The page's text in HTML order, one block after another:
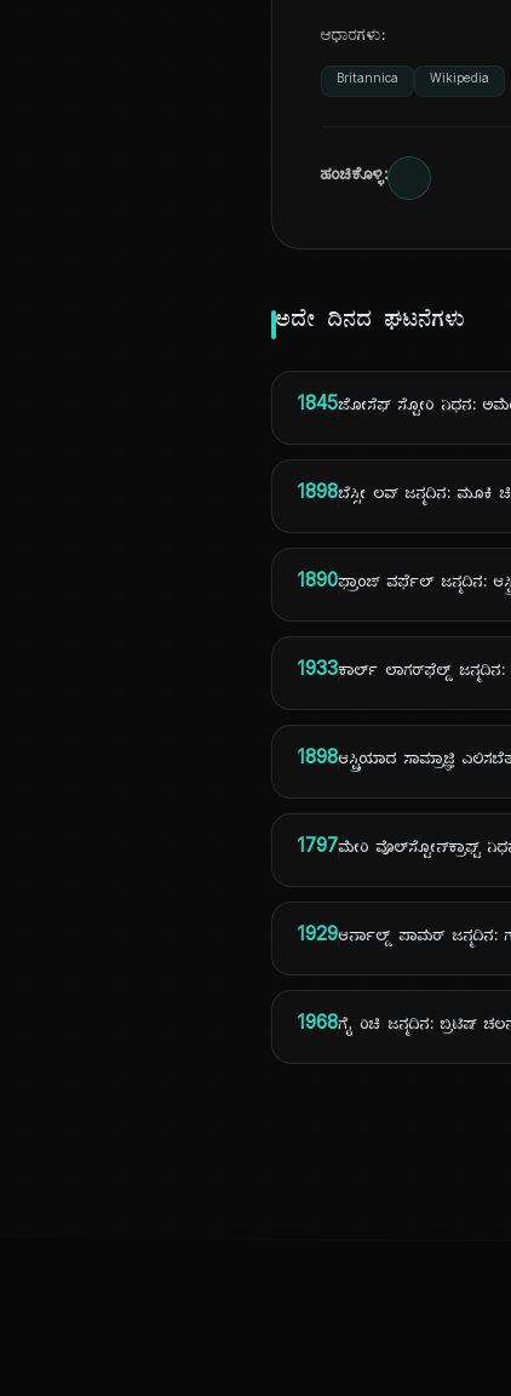
ಆಧಾರಗಳು:
Britannica Wikipedia
ಹಂಚಿಕೊಳ್ಳಿ:
ಅದೇ ದಿನದ ಘಟನೆಗಳು
1845ಜೋಸೆಫ್ ಸ್ಟೋರಿ ನಿಧನ:
1898ಬೆಸ್ಸೀ ಲವ್ ಜನ್ಮದಿನ: ಮೂಕಿ
1890ಫ್ರಾಂಜ್ ವರ್ಫೆಲ್ ಜನ್ಮದಿನ:
1933ಕಾರ್ಲ್ ಲಾಗರ್‌ಫೆಲ್ಡ್ ಜನ್ಮದಿನ:
1898ಆಸ್ಟ್ರಿಯಾದ ಸಾಮ್ರಾಜ್ಞಿ
1797ಮೇರಿ ವೊಲ್‌ಸ್ಟೋನ್‌ಕ್ರಾಫ್ಟ್ ನಿಧನ:
1929ಆರ್ನಾಲ್ಡ್ ಪಾಮರ್ ಜನ್ಮದಿನ:
1968ಗೈ ರಿಚಿ ಜನ್ಮದಿನ: ಬ್ರಿಟಿಷ್